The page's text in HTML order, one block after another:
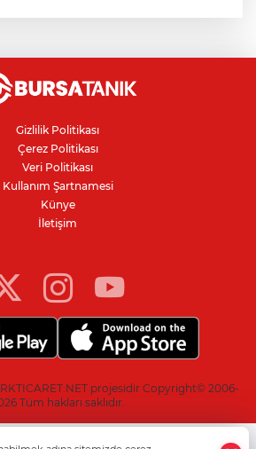
Belediye Başkanı hakkında
kararı
yolcu otobüsünün çarptığı
ağır yaralandı
2026-2027 sezonu forma
Gizlilik Politikası
Çerez Politikası
Veri Politikası
Kullanım Şartnamesi
Künye
İletişim
projesidir Copyright© 2006-
Tüm hakları saklıdır.